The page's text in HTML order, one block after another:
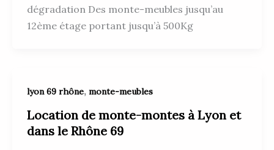
dégradation Des monte-meubles jusqu’au
12ème étage portant jusqu’à 500Kg
lyon 69 rhône, monte-meubles
Location de monte-montes à Lyon et
dans le Rhône 69